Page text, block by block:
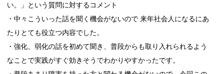
い。」という質問に対するコメント
・中々こういった話を聞く機会がないので 来年社会人になるにあ
たりとても役立つ内容でした。
・強化、弱化の話を初めて聞き、普段からも取り入れられるよう
なことで実践がすぐ効きそうでわかりやすかったです。